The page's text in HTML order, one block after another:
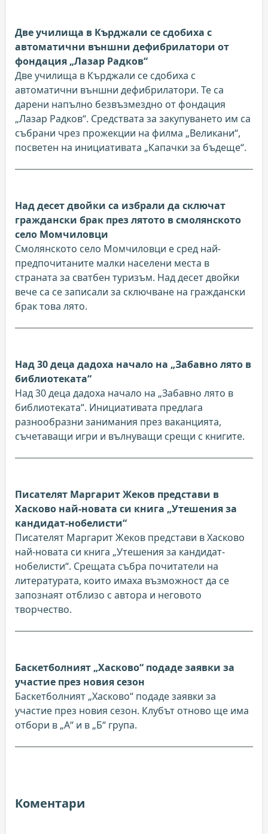
Две училища в Кърджали се сдобиха с
автоматични външни дефибрилатори от
фондация „Лазар Радков“
Две училища в Кърджали се сдобиха с
автоматични външни дефибрилатори. Те са
дарени напълно безвъзмездно от фондация
„Лазар Радков“. Средствата за закупуването им са
събрани чрез прожекции на филма „Великани“,
посветен на инициативата „Капачки за бъдеще“.
Над десет двойки са избрали да сключат
граждански брак през лятото в смолянското
село Момчиловци
Смолянското село Момчиловци е сред най-
предпочитаните малки населени места в
страната за сватбен туризъм. Над десет двойки
вече са се записали за сключване на граждански
брак това лято.
Над 30 деца дадоха начало на „Забавно лято в
библиотеката“
Над 30 деца дадоха начало на „Забавно лято в
библиотеката“. Инициативата предлага
разнообразни занимания през ваканцията,
съчетаващи игри и вълнуващи срещи с книгите.
Писателят Маргарит Жеков представи в
Хасково най-новата си книга „Утешения за
кандидат-нобелисти“
Писателят Маргарит Жеков представи в Хасково
най-новата си книга „Утешения за кандидат-
нобелисти“. Срещата събра почитатели на
литературата, които имаха възможност да се
запознаят отблизо с автора и неговото
творчество.
Баскетболният „Хасково“ подаде заявки за
участие през новия сезон
Баскетболният „Хасково“ подаде заявки за
участие през новия сезон. Клубът отново ще има
отбори в „А“ и в „Б“ група.
Коментари